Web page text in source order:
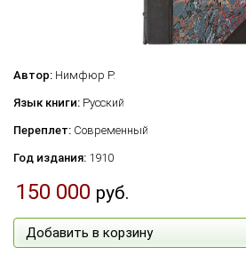
Автор: Нимфюр Р.
Язык книги: Русский
Переплет: Современный
Год издания: 1910
150 000 руб.
Добавить в корзину